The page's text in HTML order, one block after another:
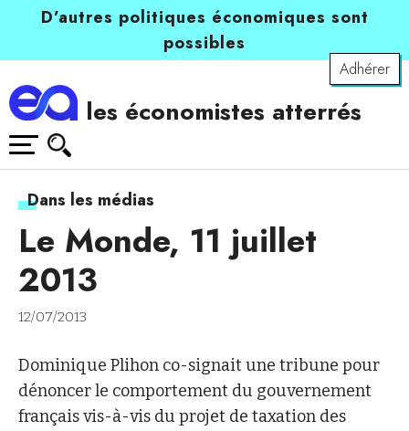
D’autres politiques économiques sont
possibles
Adhérer
les économistes atterrés
Dans les médias
Le Monde, 11 juillet
2013
12/07/2013
Dominique Plihon co-signait une tribune pour
dénoncer le comportement du gouvernement
français vis-à-vis du projet de taxation des